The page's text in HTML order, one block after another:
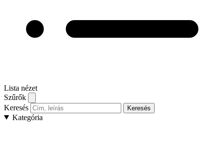
Lista nézet
Szűrők
Keresés
Keresés
Kategória